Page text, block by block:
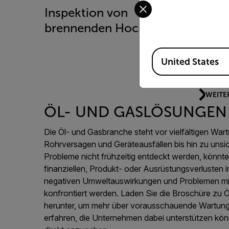
Inspektion von
brennenden Hochöfen
der
ÖL- UND
Die Öl- und Gasbranche steht vor vielfältigen
Rohrversagen und Geräteausfällen bis hin zu
Probleme nicht frühzeitig entdeckt werden,
finanziellen, Produkt- oder Ausrüstungsverlusten
negativen Umweltauswirkungen und Problemen
konfrontiert werden. Laden Sie die Broschüre zu
herunter, um mehr über vorausschauende
erfahren, die Unternehmen dabei unterstützen
Available Locations
United States